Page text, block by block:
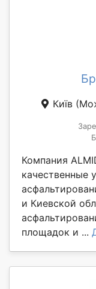
Київ
Компания
качественные
и Киевской
площадок и ...